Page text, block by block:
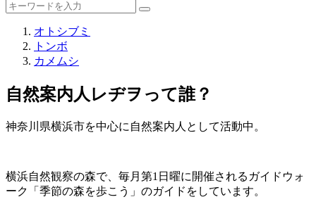
オトシブミ
トンボ
カメムシ
自然案内人レヂヲって誰？
神奈川県横浜市を中心に自然案内人として活動中。
横浜自然観察の森で、毎月第1日曜に開催されるガイドウォ
ーク「季節の森を歩こう」のガイドをしています。